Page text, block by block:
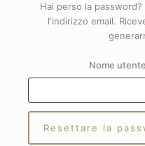
Hai perso la
l'indirizzo email.
Nome
Resettare la